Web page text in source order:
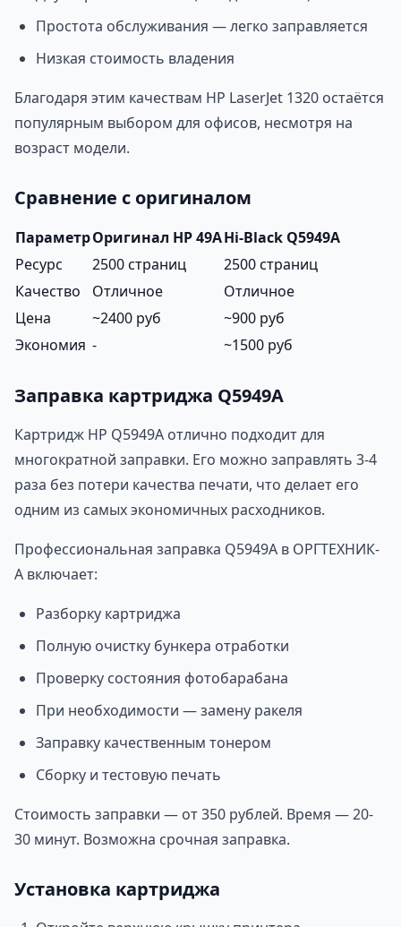
Простота обслуживания — легко заправляется
Низкая стоимость владения
Благодаря этим качествам HP LaserJet 1320 остаётся
популярным выбором для офисов, несмотря на
возраст модели.
Сравнение с оригиналом
ПараметрОригинал HP 49AHi-Black Q5949A
Ресурс
2500 страниц
2500 страниц
Качество
Отличное
Отличное
Цена
~2400 руб
~900 руб
Экономия - ~1500 руб
Заправка картриджа Q5949A
Картридж HP Q5949A отлично подходит для
многократной заправки. Его можно заправлять 3-4
раза без потери качества печати, что делает его
одним из самых экономичных расходников.
Профессиональная заправка Q5949A в ОРГТЕХНИК-
А включает:
Разборку картриджа
Полную очистку бункера отработки
Проверку состояния фотобарабана
При необходимости — замену ракеля
Заправку качественным тонером
Сборку и тестовую печать
Стоимость заправки — от 350 рублей. Время — 20-
30 минут. Возможна срочная заправка.
Установка картриджа